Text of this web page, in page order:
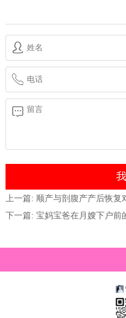
上一篇: 顺产与剖腹产产后恢复
下一篇: 宝妈宝爸在月嫂下户前